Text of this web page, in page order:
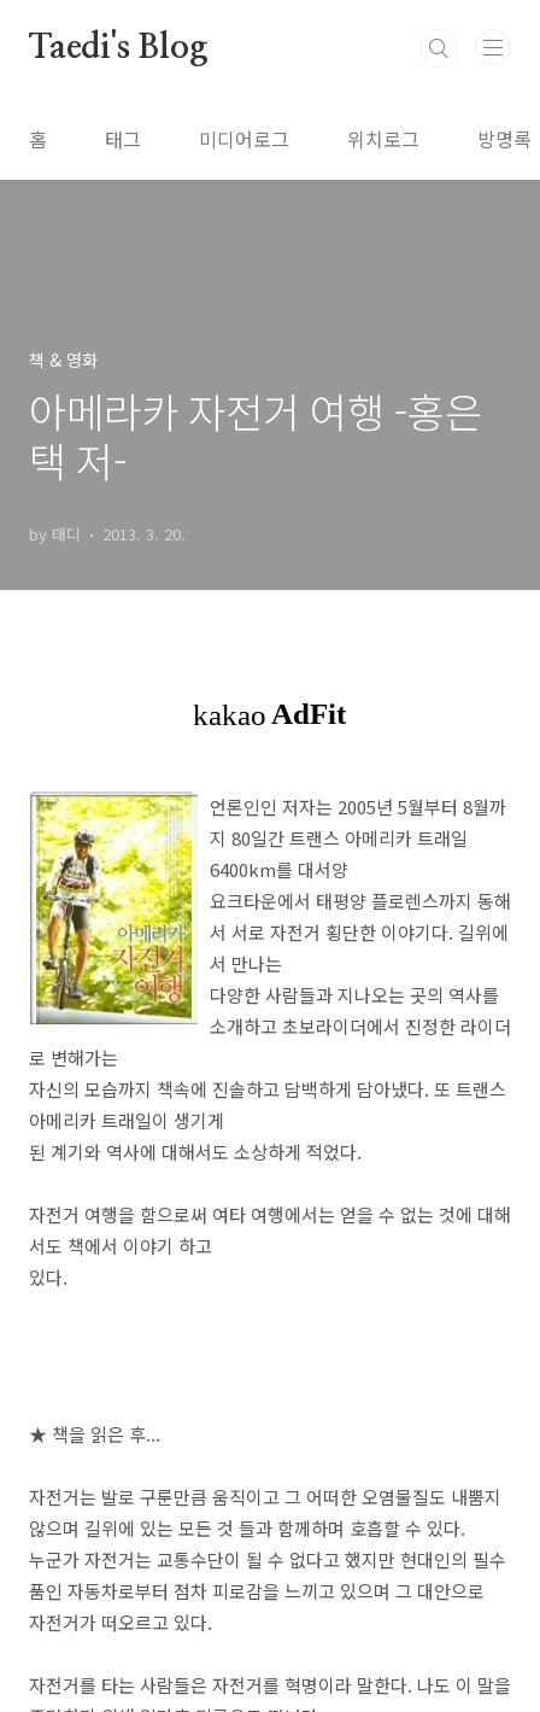
Taedi's Blog
홈 태그 미디어로그 위치로그 방명록
책 & 영화
아메라카 자전거 여행 -홍은
택 저-
by 태디 2013. 3. 20.
언론인인 저자는 2005년 5월부터 8월까
지 80일간 트랜스 아메리카 트래일
6400km를 대서양
요크타운에서 태평양 플로렌스까지 동해
서 서로 자전거 횡단한 이야기다. 길위에
서 만나는
다양한 사람들과 지나오는 곳의 역사를
소개하고 초보라이더에서 진정한 라이더
로 변해가는
자신의 모습까지 책속에 진솔하고 담백하게 담아냈다. 또 트랜스
아메리카 트래일이 생기게
된 계기와 역사에 대해서도 소상하게 적었다.
자전거 여행을 함으로써 여타 여행에서는 얻을 수 없는 것에 대해
서도 책에서 이야기 하고
있다.
★ 책을 읽은 후...
자전거는 발로 구룬만큼 움직이고 그 어떠한 오염물질도 내뿜지
않으며 길위에 있는 모든 것 들과 함께하며 호흡할 수 있다.
누군가 자전거는 교통수단이 될 수 없다고 했지만 현대인의 필수
품인 자동차로부터 점차 피로감을 느끼고 있으며 그 대안으로
자전거가 떠오르고 있다.
자전거를 타는 사람들은 자전거를 혁명이라 말한다. 나도 이 말을